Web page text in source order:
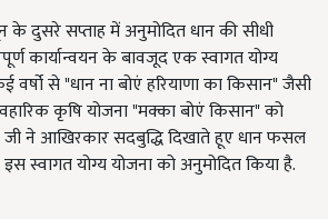
के दुसरे सप्ताह में अनुमोदित धान की सीधी
कार्यान्वयन के बावजूद एक स्वागत योग्य
से "धान ना बोएं हरियाणा का किसान" जैसी
कृषि योजना "मक्का बोएं किसान" को
जी ने आखिरकार सदबुद्धि दिखाते हूए धान फसल
स्वागत योग्य योजना को अनुमोदित किया है.